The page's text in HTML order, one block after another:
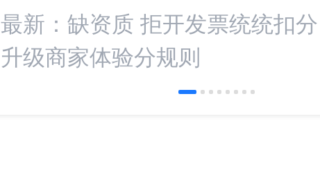
最新：缺资质 拒开发票统统扣
升级商家体验分规则